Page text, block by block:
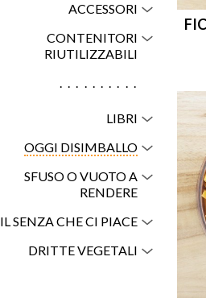
ACCESSORI
CONTENITORI
RIUTILIZZABILI
..........
LIBRI
OGGI DISIMBALLO
SFUSO O VUOTO A
RENDERE
IL SENZA CHE CI PIACE
DRITTE VEGETALI